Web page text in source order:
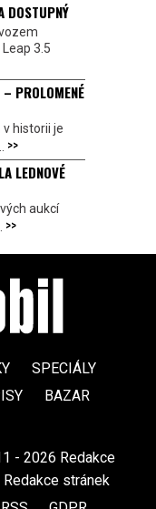
DOSTUPNÝ
3.5
PROLOMENÉ
historii je
>>
LEDNOVÉ
aukcí
>>
SPECIÁLY
BAZAR
- 2026 Redakce
Redakce stránek